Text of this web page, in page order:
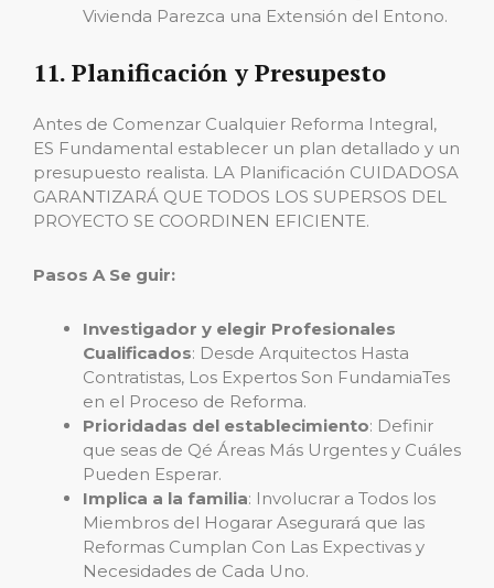
Vivienda Parezca una Extensión del Entono.
11. Planificación y Presupesto
Antes de Comenzar Cualquier Reforma Integral,
ES Fundamental establecer un plan detallado y un
presupuesto realista. LA Planificación CUIDADOSA
GARANTIZARÁ QUE TODOS LOS SUPERSOS DEL
PROYECTO SE COORDINEN EFICIENTE.
Pasos A Se guir:
Investigador y elegir Profesionales
Cualificados: Desde Arquitectos Hasta
Contratistas, Los Expertos Son FundamiaTes
en el Proceso de Reforma.
Prioridadas del establecimiento: Definir
que seas de Qé Áreas Más Urgentes y Cuáles
Pueden Esperar.
Implica a la familia: Involucrar a Todos los
Miembros del Hogarar Asegurará que las
Reformas Cumplan Con Las Expectivas y
Necesidades de Cada Uno.